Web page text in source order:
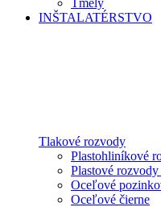
Tmely
INŠTALATÉRSTVO
Tlakové rozvody
Plastohliníkové
Plastové rozvody
Oceľové
Oceľové čierne